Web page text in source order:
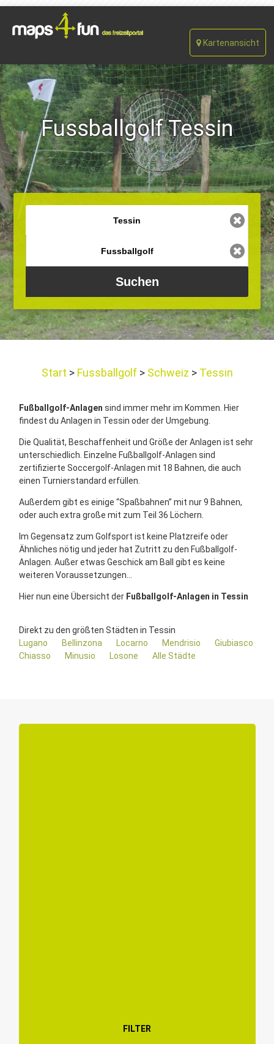
Kartenansicht
Fussballgolf Tessin
Start Fussballgolf Schweiz Tessin
Fußballgolf-Anlagen sind immer mehr im Kommen. Hier
findest du Anlagen in Tessin oder der Umgebung.
Die Qualität, Beschaffenheit und Größe der Anlagen ist sehr
unterschiedlich. Einzelne Fußballgolf-Anlagen sind
zertifizierte Soccergolf-Anlagen mit 18 Bahnen, die auch
einen Turnierstandard erfüllen.
Außerdem gibt es einige “Spaßbahnen” mit nur 9 Bahnen,
oder auch extra große mit zum Teil 36 Löchern.
Im Gegensatz zum Golfsport ist keine Platzreife oder
Ähnliches nötig und jeder hat Zutritt zu den Fußballgolf-
Anlagen. Außer etwas Geschick am Ball gibt es keine
weiteren Voraussetzungen...
Hier nun eine Übersicht der Fußballgolf-Anlagen in Tessin
Direkt zu den größten Städten in Tessin
Lugano
Bellinzona Locarno Mendrisio
Giubiasco
Chiasso
Minusio Losone Alle Städte
FILTER